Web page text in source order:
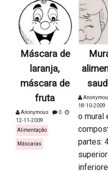
Máscara de
laranja,
máscara de
fruta
Anonymous
0
12-11-2009
Alimentação
Máscaras
18-10-2009
o mural
partes: